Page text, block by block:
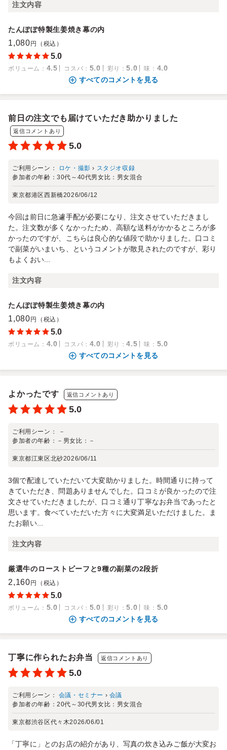
注文内容
たんぽぽ特製生姜焼き幕の内
1,080 円（税込）
5.0
ボリューム ： 4.5 コスパ ： 5.0 彩り ：5.0 味 ： 4.0
すべてのコメントを見る
前日の注文でも届けていただき助かりました
返信コメントあり
5.0
ご利用シーン： ロケ・撮影 › スタジオ収録
参加者の年齢：30代～40代男女比： 男女混合
東京都港区西新橋2026/06/12
今回は前日に急遽手配が必要になり、注文させていただきまし
た。注文数が多くなかったため、高額な送料がかかるところが多
かったのですが、こちらは良心的な値段で助かりました。口コミ
で副菜がいまいち、というコメントが散見されたのですが、彩り
もよくおい...
注文内容
たんぽぽ特製生姜焼き幕の内
1,080 円（税込）
5.0
ボリューム ： 4.0 コスパ ： 4.0 彩り ：4.5 味 ： 5.0
すべてのコメントを見る
よかったです 返信コメントあり
5.0
ご利用シーン：
－
参加者の年齢： － 男女比： －
東京都江東区北砂2026/06/11
3個で配達していただいて大変助かりました。時間通りに持って
きていただき、問題ありませんでした。口コミが良かったので注
文させていただきましたが、口コミ通り丁寧なお弁当であったと
思います。食べていただいた方々に大変満足いただけました。ま
たお願い...
注文内容
厳選牛のローストビーフと9種の副菜の2段折
2,160 円（税込）
5.0
ボリューム ： 5.0 コスパ ： 5.0 彩り ：5.0 味 ： 5.0
すべてのコメントを見る
丁寧に作られたお弁当 返信コメントあり
5.0
ご利用シーン： 会議・セミナー › 会議
参加者の年齢：20代～30代男女比： 男女混合
東京都渋谷区代々木2026/06/01
「丁寧に」とのお店の紹介があり、写真の炊き込みご飯が大変お